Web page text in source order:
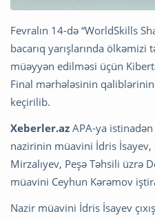
Fevralın 14-də “WorldSkills
bacarıq yarışlarında ölkəmizi
müəyyən edilməsi üçün
Final mərhələsinin
keçirilib.
Xeberler.az APA-ya
nazirinin müavini İdris
Mirzalıyev, Peşə Təhsili üzrə
müavini Ceyhun Kərəmov
Nazir müavini İdris İsayev